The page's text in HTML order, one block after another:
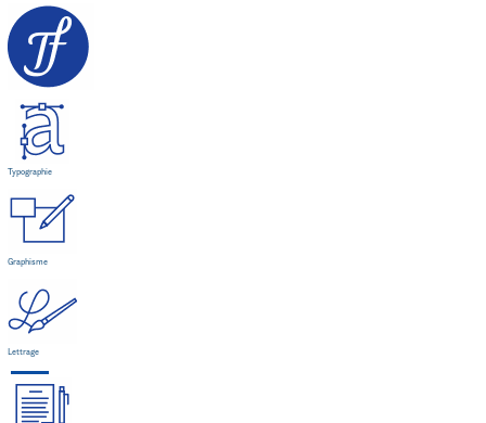
Typographie
Graphisme
Lettrage